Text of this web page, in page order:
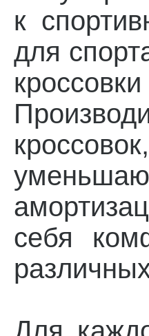
к
для
себя